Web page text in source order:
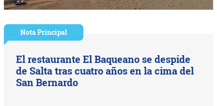
Nota Principal
El restaurante El Baqueano se despide
de Salta tras cuatro años en la cima del
San Bernardo